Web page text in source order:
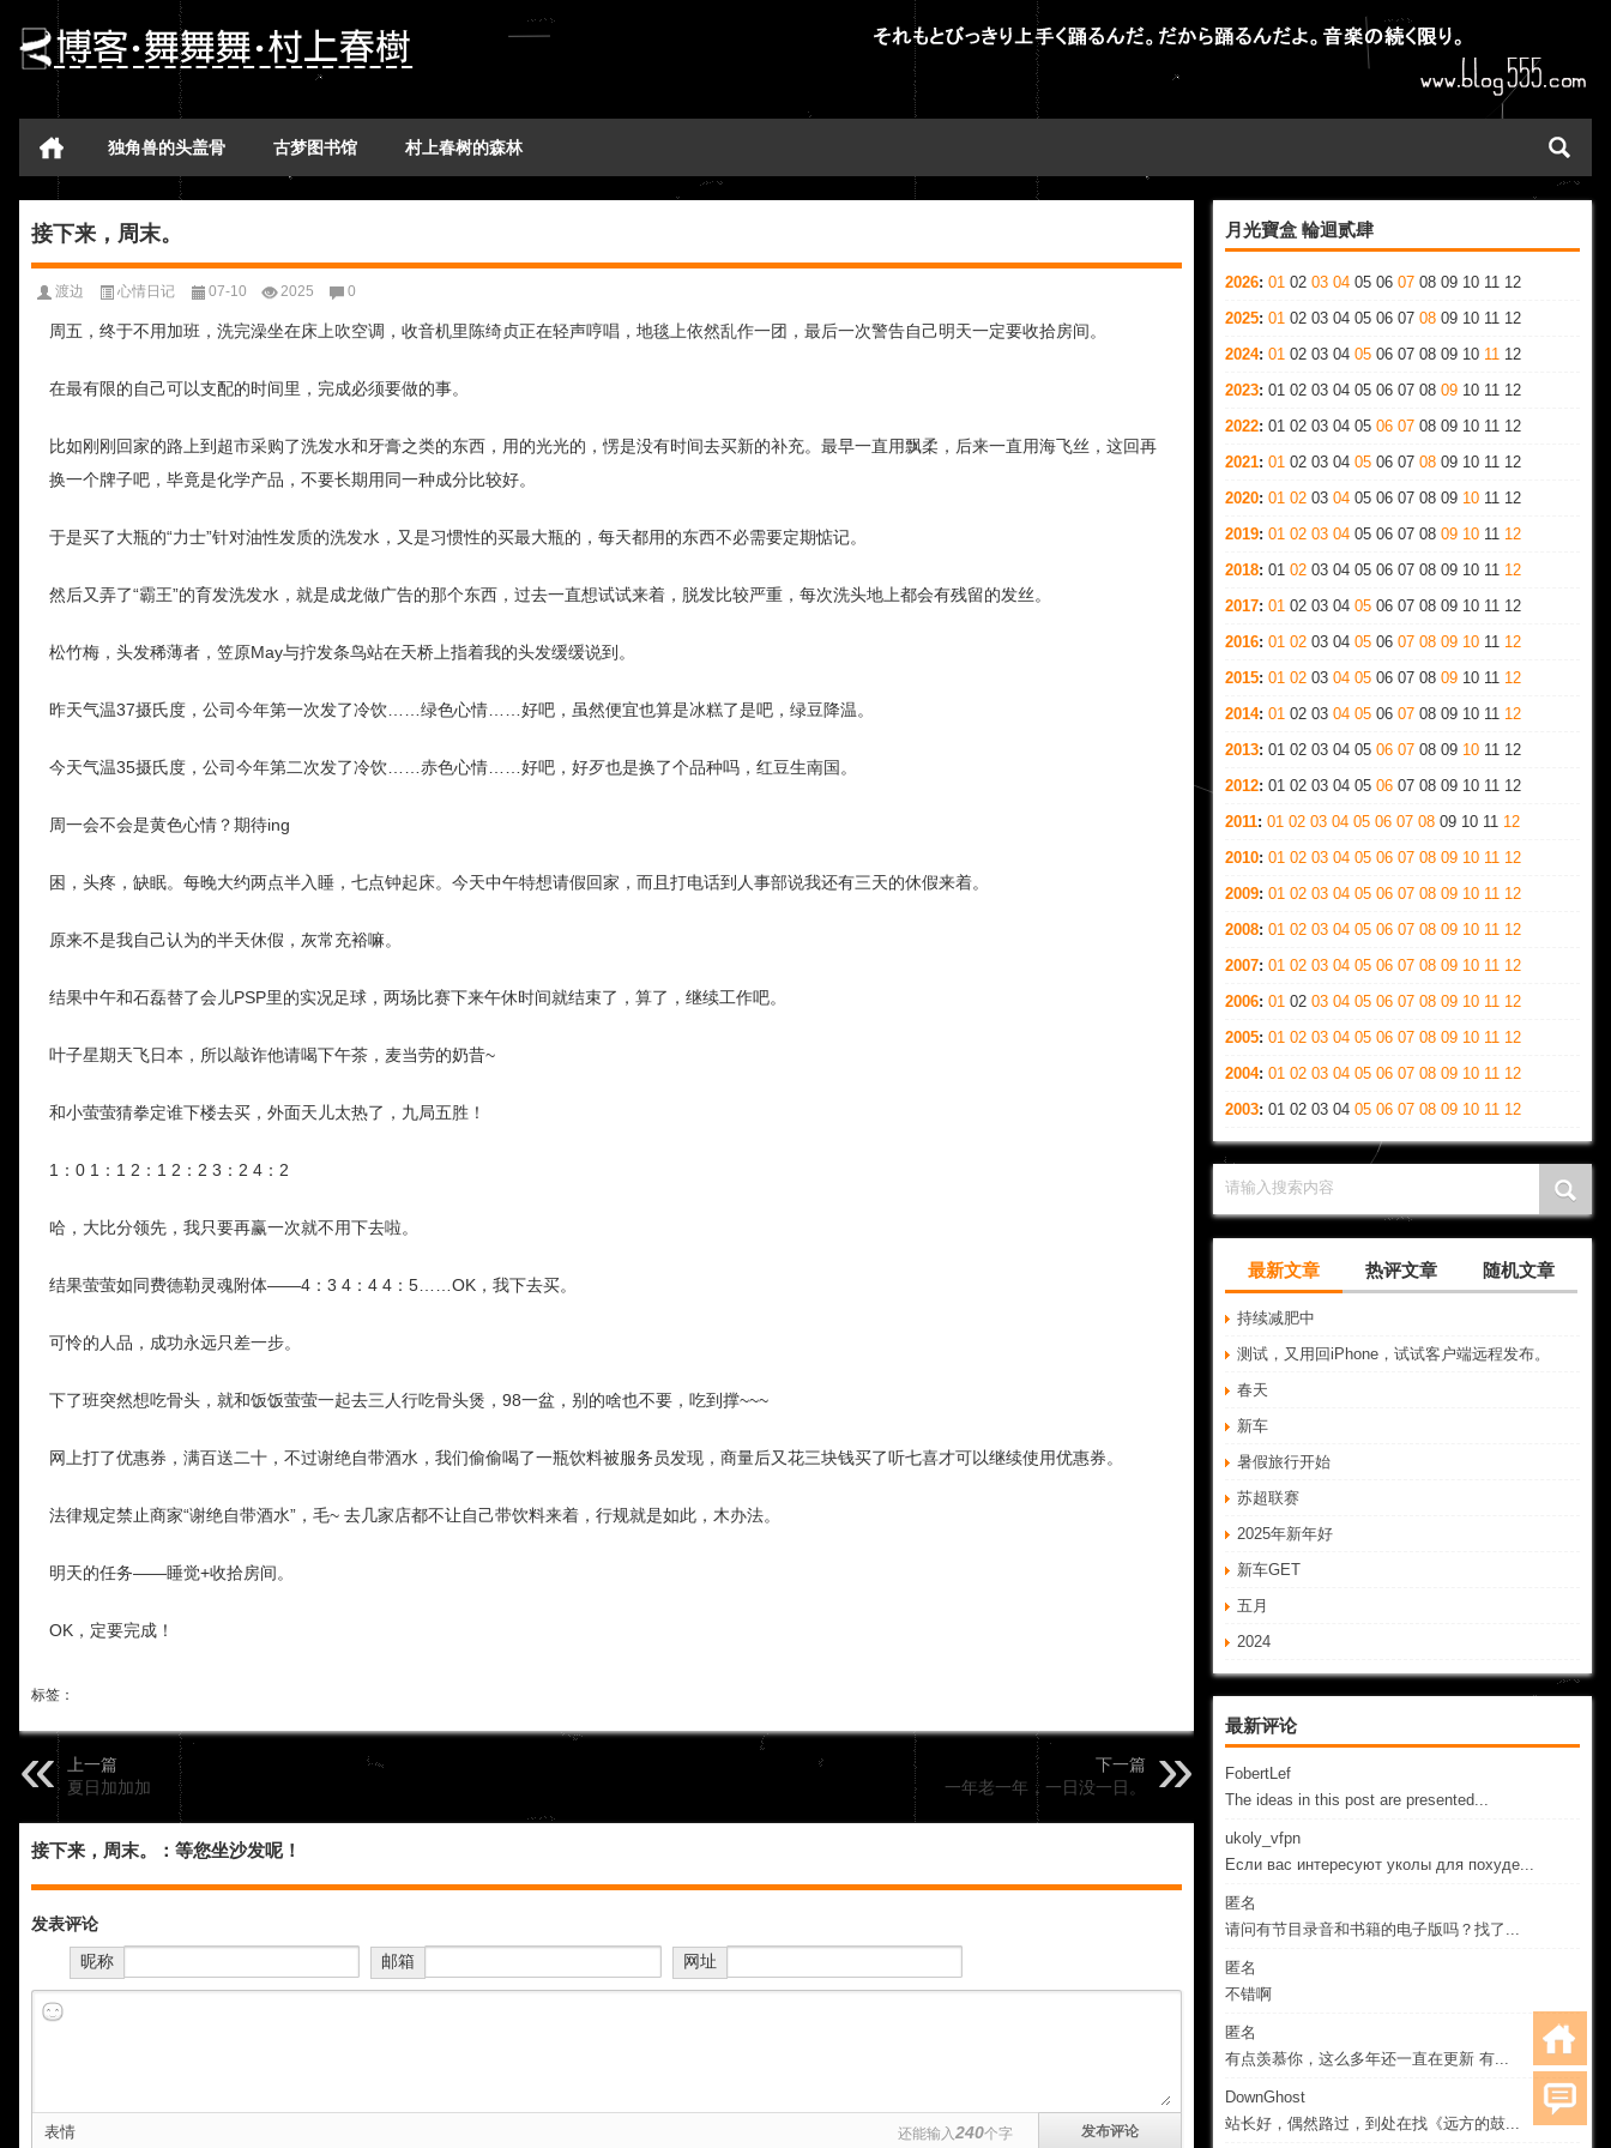
独角兽的头盖骨 古梦图书馆 村上春树的森林
月光寶盒 輪迴贰肆
2026: 01 02 03 04 05 06 07 08 09 10 11 12
2025: 01 02 03 04 05 06 07 08 09 10 11 12
2024: 01 02 03 04 05 06 07 08 09 10 11 12
2023: 01 02 03 04 05 06 07 08 09 10 11 12
2022: 01 02 03 04 05 06 07 08 09 10 11 12
2021: 01 02 03 04 05 06 07 08 09 10 11 12
2020: 01 02 03 04 05 06 07 08 09 10 11 12
2019: 01 02 03 04 05 06 07 08 09 10 11 12
2018: 01 02 03 04 05 06 07 08 09 10 11 12
2017: 01 02 03 04 05 06 07 08 09 10 11 12
2016: 01 02 03 04 05 06 07 08 09 10 11 12
2015: 01 02 03 04 05 06 07 08 09 10 11 12
2014: 01 02 03 04 05 06 07 08 09 10 11 12
2013: 01 02 03 04 05 06 07 08 09 10 11 12
2012: 01 02 03 04 05 06 07 08 09 10 11 12
2011: 01 02 03 04 05 06 07 08 09 10 11 12
2010: 01 02 03 04 05 06 07 08 09 10 11 12
2009: 01 02 03 04 05 06 07 08 09 10 11 12
2008: 01 02 03 04 05 06 07 08 09 10 11 12
2007: 01 02 03 04 05 06 07 08 09 10 11 12
2006: 01 02 03 04 05 06 07 08 09 10 11 12
2005: 01 02 03 04 05 06 07 08 09 10 11 12
2004: 01 02 03 04 05 06 07 08 09 10 11 12
2003: 01 02 03 04 05 06 07 08 09 10 11 12
请输入搜索内容
最新文章 热评文章 随机文章
持续减肥中
测试，又用回iPhone，试试客户端远程发布。
春天
新车
暑假旅行开始
苏超联赛
2025年新年好
新车GET
五月
2024
最新评论
FobertLef
The ideas in this post are presented...
ukoly_vfpn
Если вас интересуют уколы для похуде...
匿名
请问有节目录音和书籍的电子版吗？找了...
匿名
不错啊
匿名
有点羡慕你，这么多年还一直在更新 有...
DownGhost
站长好，偶然路过，到处在找《远方的鼓...
接下来，周末。
渡边 心情日记 07-10 2025 0
周五，终于不用加班，洗完澡坐在床上吹空调，收音机里陈绮贞正在轻声哼唱，地毯上依然乱作一团，最后一次警告自己明天一定要收拾房间。
在最有限的自己可以支配的时间里，完成必须要做的事。
比如刚刚回家的路上到超市采购了洗发水和牙膏之类的东西，用的光光的，愣是没有时间去买新的补充。最早一直用飘柔，后来一直用海飞丝，这回再
换一个牌子吧，毕竟是化学产品，不要长期用同一种成分比较好。
于是买了大瓶的“力士”针对油性发质的洗发水，又是习惯性的买最大瓶的，每天都用的东西不必需要定期惦记。
然后又弄了“霸王”的育发洗发水，就是成龙做广告的那个东西，过去一直想试试来着，脱发比较严重，每次洗头地上都会有残留的发丝。
松竹梅，头发稀薄者，笠原May与拧发条鸟站在天桥上指着我的头发缓缓说到。
昨天气温37摄氏度，公司今年第一次发了冷饮……绿色心情……好吧，虽然便宜也算是冰糕了是吧，绿豆降温。
今天气温35摄氏度，公司今年第二次发了冷饮……赤色心情……好吧，好歹也是换了个品种吗，红豆生南国。
周一会不会是黄色心情？期待ing
困，头疼，缺眠。每晚大约两点半入睡，七点钟起床。今天中午特想请假回家，而且打电话到人事部说我还有三天的休假来着。
原来不是我自己认为的半天休假，灰常充裕嘛。
结果中午和石磊替了会儿PSP里的实况足球，两场比赛下来午休时间就结束了，算了，继续工作吧。
叶子星期天飞日本，所以敲诈他请喝下午茶，麦当劳的奶昔~
和小萤萤猜拳定谁下楼去买，外面天儿太热了，九局五胜！
1：0 1：1 2：1 2：2 3：2 4：2
哈，大比分领先，我只要再赢一次就不用下去啦。
结果萤萤如同费德勒灵魂附体——4：3 4：4 4：5……OK，我下去买。
可怜的人品，成功永远只差一步。
下了班突然想吃骨头，就和饭饭萤萤一起去三人行吃骨头煲，98一盆，别的啥也不要，吃到撑~~~
网上打了优惠券，满百送二十，不过谢绝自带酒水，我们偷偷喝了一瓶饮料被服务员发现，商量后又花三块钱买了听七喜才可以继续使用优惠券。
法律规定禁止商家“谢绝自带酒水”，毛~ 去几家店都不让自己带饮料来着，行规就是如此，木办法。
明天的任务——睡觉+收拾房间。
OK，定要完成！
标签：
上一篇
夏日加加加
下一篇
一年老一年，一日没一日。
接下来，周末。：等您坐沙发呢！
发表评论
昵称
邮箱 网址
表情 还能输入 240个字